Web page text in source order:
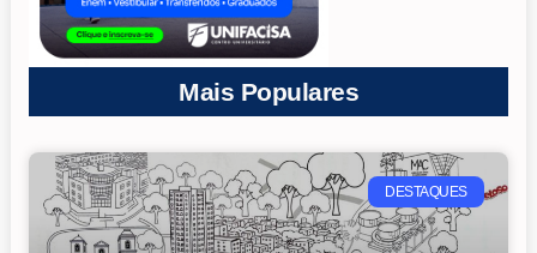
Mais Populares
DESTAQUES